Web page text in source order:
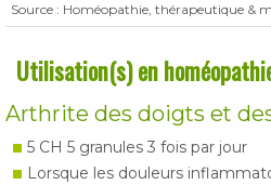
Source : Homéopathie, thérapeutique &
Utilisation(s) en
Arthrite des doigts et
5 CH 5 granules 3 fois par jour
Lorsque les douleurs